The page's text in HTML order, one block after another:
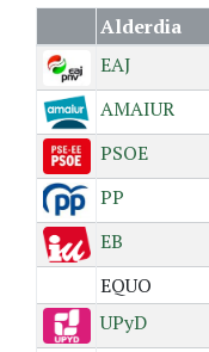
Alderdia
EAJ
AMAIUR
PSOE
PP
EB
EQUO
UPyD